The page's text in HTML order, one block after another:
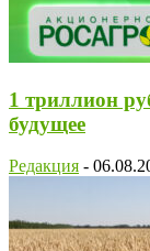
1 триллион
будущее
Редакция -